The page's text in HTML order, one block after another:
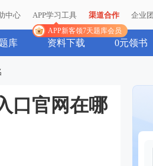
中心 APP学习工具
APP新客领7天题库会员
渠道合作 企业
库 资料下载 0元领书
口官网在哪